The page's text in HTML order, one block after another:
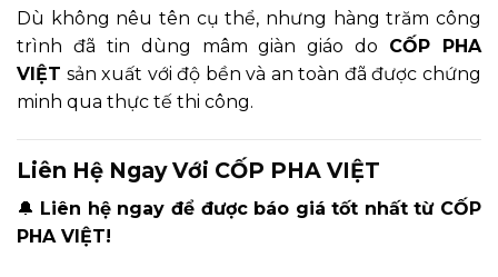
Dù không nêu tên cụ thể, nhưng hàng trăm công
trình đã tin dùng mâm giàn giáo do CỐP PHA
VIỆT sản xuất với độ bền và an toàn đã được chứng
minh qua thực tế thi công.
Liên Hệ Ngay Với CỐP PHA VIỆT
🔔 Liên hệ ngay để được báo giá tốt nhất từ CỐP
PHA VIỆT!